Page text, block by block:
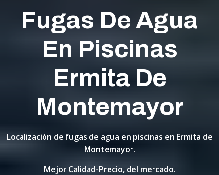
Fugas De Agua
En Piscinas
Ermita De
Montemayor
Localización de fugas de agua en piscinas en Ermita de
Montemayor.
Mejor Calidad-Precio, del mercado.